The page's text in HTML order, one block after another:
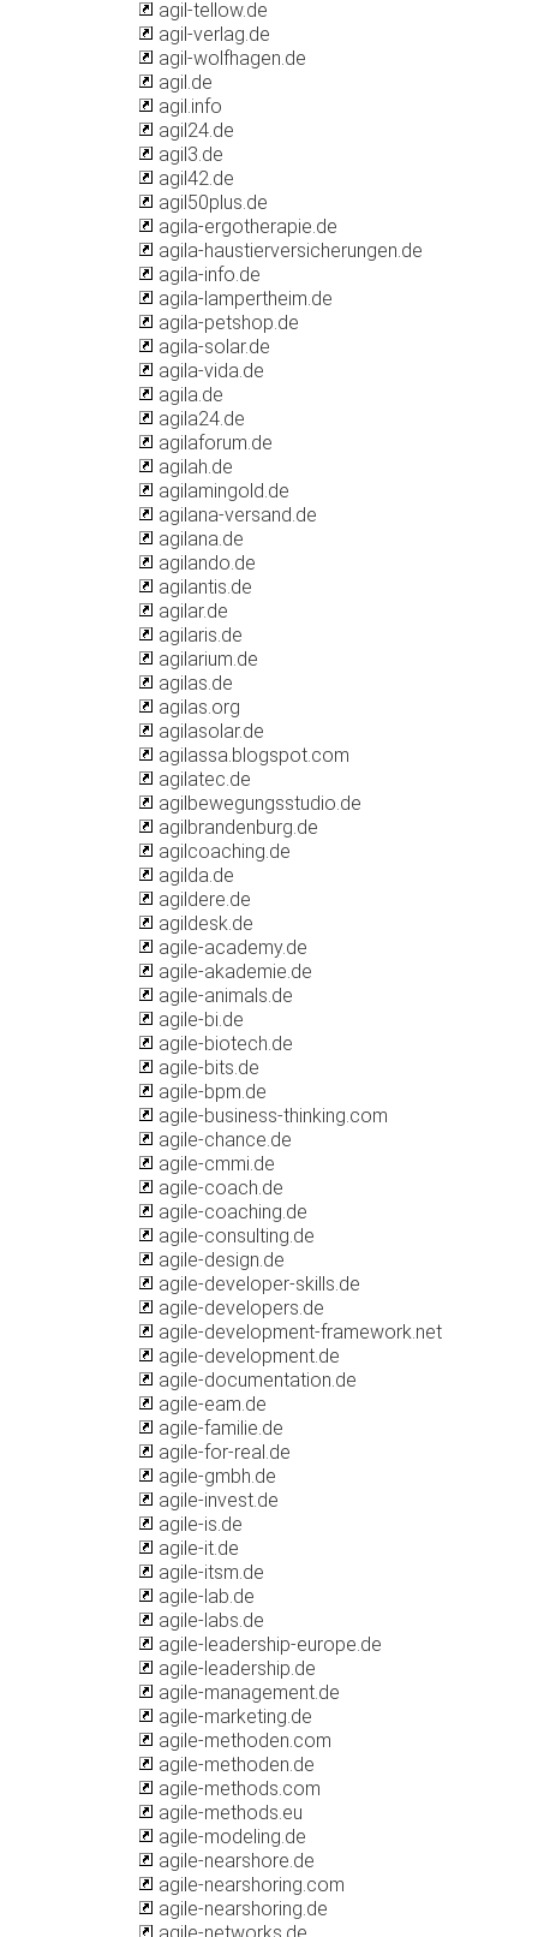
agil-tellow.de
agil-verlag.de
agil-wolfhagen.de
agil.de
agil.info
agil24.de
agil3.de
agil42.de
agil50plus.de
agila-ergotherapie.de
agila-haustierversicherungen.de
agila-info.de
agila-lampertheim.de
agila-petshop.de
agila-solar.de
agila-vida.de
agila.de
agila24.de
agilaforum.de
agilah.de
agilamingold.de
agilana-versand.de
agilana.de
agilando.de
agilantis.de
agilar.de
agilaris.de
agilarium.de
agilas.de
agilas.org
agilasolar.de
agilassa.blogspot.com
agilatec.de
agilbewegungsstudio.de
agilbrandenburg.de
agilcoaching.de
agilda.de
agildere.de
agildesk.de
agile-academy.de
agile-akademie.de
agile-animals.de
agile-bi.de
agile-biotech.de
agile-bits.de
agile-bpm.de
agile-business-thinking.com
agile-chance.de
agile-cmmi.de
agile-coach.de
agile-coaching.de
agile-consulting.de
agile-design.de
agile-developer-skills.de
agile-developers.de
agile-development-framework.net
agile-development.de
agile-documentation.de
agile-eam.de
agile-familie.de
agile-for-real.de
agile-gmbh.de
agile-invest.de
agile-is.de
agile-it.de
agile-itsm.de
agile-lab.de
agile-labs.de
agile-leadership-europe.de
agile-leadership.de
agile-management.de
agile-marketing.de
agile-methoden.com
agile-methoden.de
agile-methods.com
agile-methods.eu
agile-modeling.de
agile-nearshore.de
agile-nearshoring.com
agile-nearshoring.de